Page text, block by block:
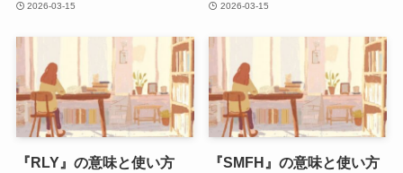
2026-03-15 2026-03-15
『RLY』の意味と使い方 『SMFH』の意味と使い方